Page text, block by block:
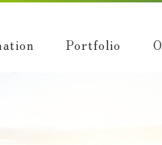
Portfolio